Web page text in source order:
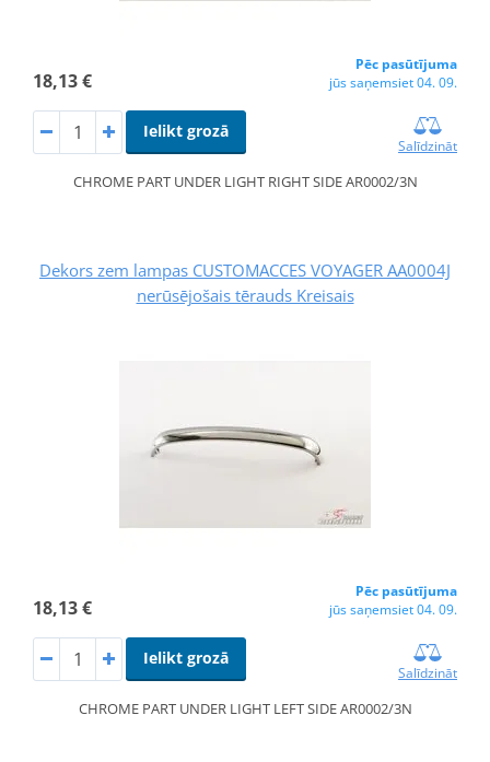
18,13 €
Pēc pasūtījuma
jūs saņemsiet 04. 09.
Ielikt grozā
Salīdzināt
CHROME PART UNDER LIGHT RIGHT SIDE AR0002/3N
Dekors zem lampas CUSTOMACCES VOYAGER AA0004J
nerūsējošais tērauds Kreisais
18,13 €
Pēc pasūtījuma
jūs saņemsiet 04. 09.
Ielikt grozā
Salīdzināt
CHROME PART UNDER LIGHT LEFT SIDE AR0002/3N